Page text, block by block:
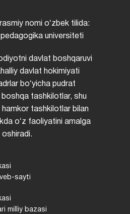
nomi oʻzbek tilida:
universiteti
davlat boshqaruvi
davlat hokimiyati
boʻyicha pudrat
tashkilotlar, shu
hamkor tashkilotlar bilan
oʻz faoliyatini amalga
oshiradi.
sayti
milliy bazasi